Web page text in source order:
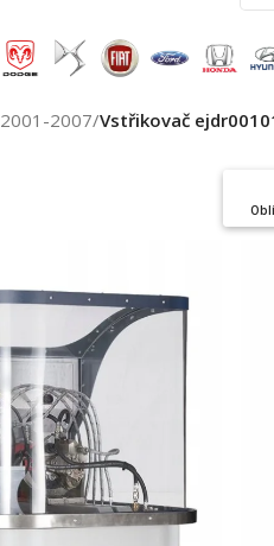
2001-2007/Vstřikovač